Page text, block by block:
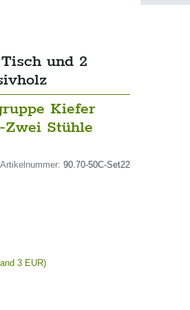
und 2
Kiefer
Stühle
Artikelnummer: 90.70-50C-Set22
3 EUR)